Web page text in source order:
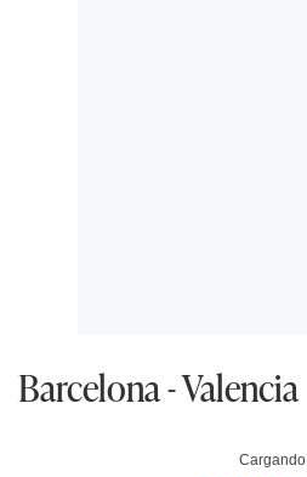
Barcelona - Valencia
Cargando